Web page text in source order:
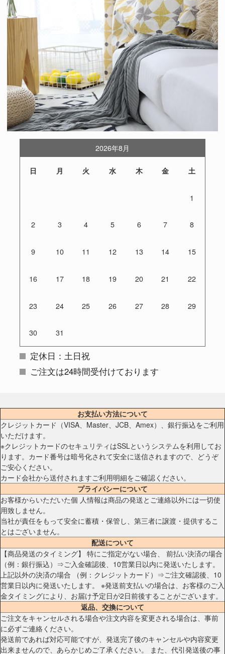
2026年8月
日 月 火 水 木 金 土
1
2 3 4 5 6 7 8
9 10 11 12 13 14 15
16 17 18 19 20 21 22
23 24 25 26 27 28 29
30 31
定休日：土日祝
ご注文は24時間受付けております
お支払い方法について
クレジットカード（VISA、Master、JCB、Amex）、銀行振込をご利用
いただけます。
※クレジットカードのセキュリティはSSLというシステムを利用してお
ります。カード番号は暗号化されて安全に送信されますので、どうぞ
ご安心ください。
カード会社から送付されますご利用明細をご確認ください。
プライバシーについて
お客様からいただいた個 人情報は商品の発送とご連絡以外には一切使
用致しません。
当社が責任をもって安全に蓄積・保管し、第三者に譲渡・提供するこ
とはございません。
配送について
【商品発送のタイミング】 特にご指定がない場合、 前払い決済の場合
（例：銀行振込）⇒ご入金確認後、10営業日以内に発送いたします。
上記以外の決済の場合 （例：クレジットカード）⇒ご注文確認後、10
営業日以内に発送いたします。 ※発送前支払いの場合は、お客様のご入
金タイミングにより、お届け予定日が2日前後することがございます。
返品、交換について
ご注文をキャンセルされる場合や注文内容を変更される場合は、事前
に必ずご連絡ください。
発送前であれば対応可能ですが、発送完了後のキャンセルや内容変更
出来ませんので、あらかじめご了承ください。 また、代引発送後の事